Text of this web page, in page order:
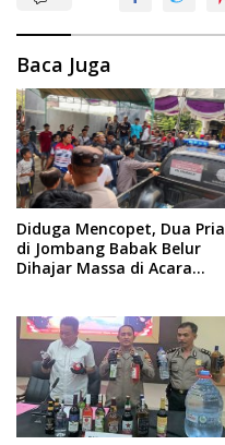
Baca Juga
Diduga Mencopet, Dua Pria
di Jombang Babak Belur
Dihajar Massa di Acara